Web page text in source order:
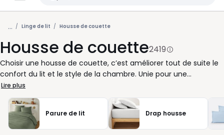
Derniers
articles
vus
... Linge de lit Housse de couette
Housse de couette2419
Choisir une housse de couette, c’est améliorer tout de suite le
confort du lit et le style de la chambre. Unie pour une
ambiance sobre, imprimée pour donner du rythme, en coton
pour un toucher doux au quotidien, en percale ou en satin pour
plus de souplesse : à vous de trouver la matière et le look qui
vous ressemblent. Pour bien la choisir, vérifiez la taille de votre
couette : 140x200, 200x200, 240x220 ou 260x240. Une housse
Lire plus
Parure de lit Drap housse